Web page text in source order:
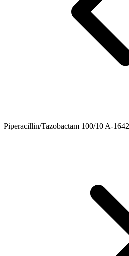
Piperacillin/Tazobactam 100/10 A-1642